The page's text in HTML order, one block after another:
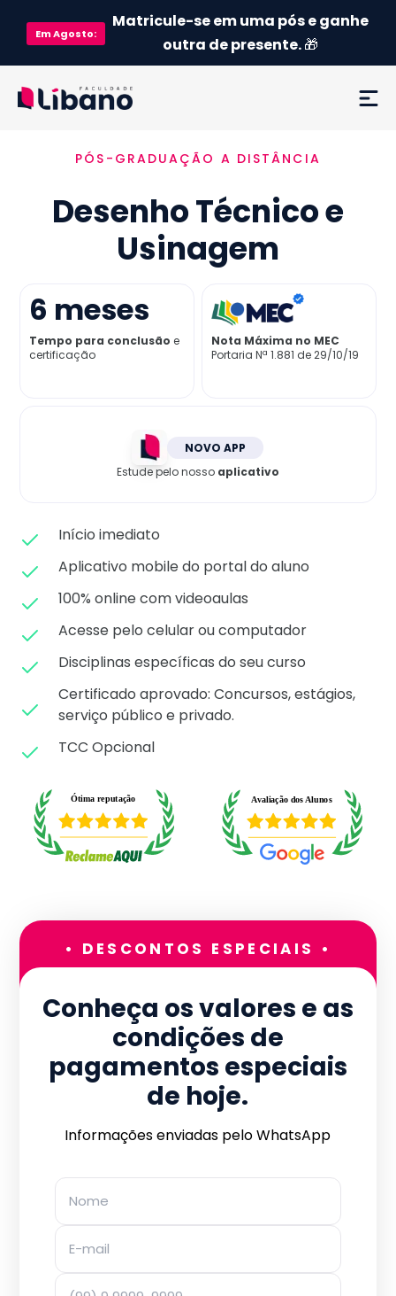
EmAgosto:
Matricule-se em uma pós e ganhe
outra de presente.🎁
Ementa
Como funciona
Credenciamento MEC
Preço
Já sou aluno
PÓS-GRADUAÇÃO A DISTÂNCIA
Desenho Técnico e
Usinagem
6 meses
Tempo para conclusão e
certificação
Nota Máxima no MEC
Portaria Nª 1.881 de 29/10/19
NOVO APP
Estude pelo nosso aplicativo
Início imediato
Aplicativo mobile do portal do aluno
100% online com videoaulas
Acesse pelo celular ou computador
Disciplinas específicas do seu curso
Certificado aprovado: Concursos, estágios,
serviço público e privado.
TCC Opcional
• DESCONTOS ESPECIAIS •
Conheça os valores e as
condições de
pagamentos especiais
de hoje.
Informações enviadas pelo WhatsApp